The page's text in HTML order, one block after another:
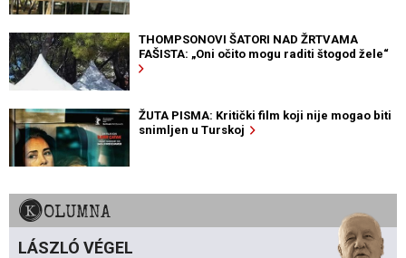
THOMPSONOVI ŠATORI NAD ŽRTVAMA
FAŠISTA: „Oni očito mogu raditi štogod žele“
ŽUTA PISMA: Kritički film koji nije mogao biti
snimljen u Turskoj
KOLUMNA
LÁSZLÓ VÉGEL